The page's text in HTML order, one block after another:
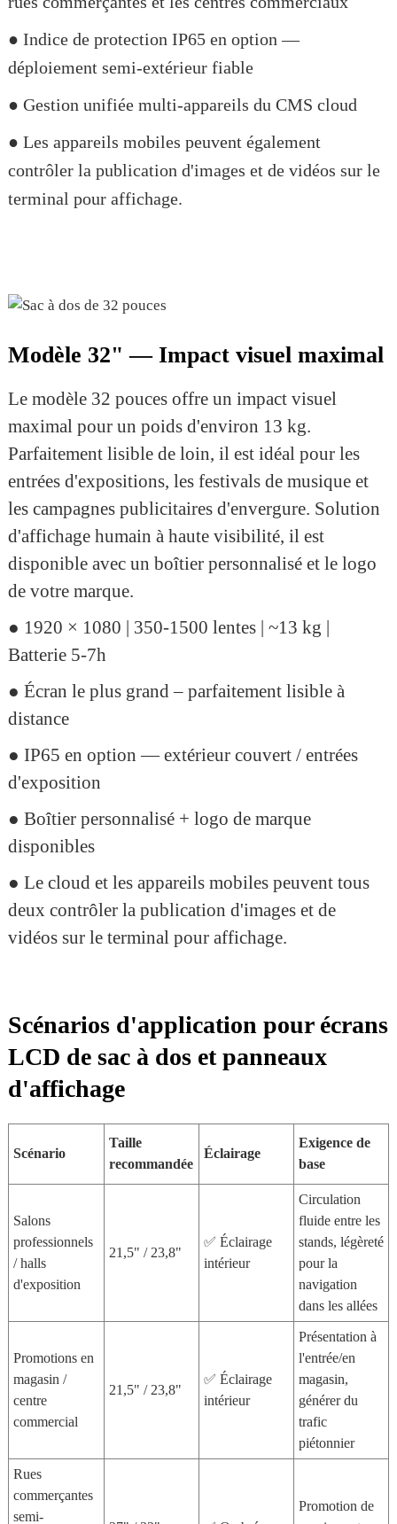
● Indice de protection IP65 en option —
déploiement semi-extérieur fiable
● Gestion unifiée multi-appareils du CMS cloud
● Les appareils mobiles peuvent également
contrôler la publication d'images et de vidéos sur le
terminal pour affichage.
Modèle 32" — Impact visuel maximal
Le modèle 32 pouces offre un impact visuel
maximal pour un poids d'environ 13 kg.
Parfaitement lisible de loin, il est idéal pour les
entrées d'expositions, les festivals de musique et
les campagnes publicitaires d'envergure. Solution
d'affichage humain à haute visibilité, il est
disponible avec un boîtier personnalisé et le logo
de votre marque.
● 1920 × 1080 | 350-1500 lentes | ~13 kg |
Batterie 5-7h
● Écran le plus grand – parfaitement lisible à
distance
● IP65 en option — extérieur couvert / entrées
d'exposition
● Boîtier personnalisé + logo de marque
disponibles
● Le cloud et les appareils mobiles peuvent tous
deux contrôler la publication d'images et de
vidéos sur le terminal pour affichage.
Scénarios d'application pour écrans
LCD de sac à dos et panneaux
d'affichage
Scénario
Taille
recommandée
Éclairage
Exigence de
base
Salons
professionnels
/ halls
d'exposition
21,5" / 23,8"
✅ Éclairage
intérieur
Circulation
fluide entre les
stands, légèreté
pour la
navigation
dans les allées
Promotions en
magasin /
centre
commercial
21,5" / 23,8"
✅ Éclairage
intérieur
Présentation à
l'entrée/en
magasin,
générer du
trafic
piétonnier
Rues
commerçantes
semi-
Promotion de